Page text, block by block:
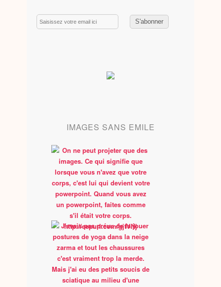
Email
IMAGES SANS EMILE